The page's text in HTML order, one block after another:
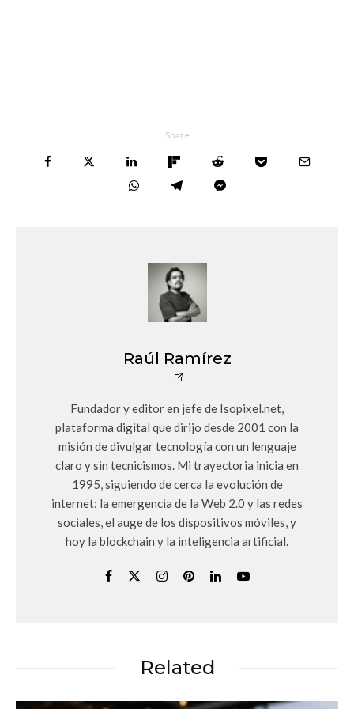
Share
Raúl Ramírez
Fundador y editor en jefe de Isopixel.net,
plataforma digital que dirijo desde 2001 con la
misión de divulgar tecnología con un lenguaje
claro y sin tecnicismos. Mi trayectoria inicia en
1995, siguiendo de cerca la evolución de
internet: la emergencia de la Web 2.0 y las redes
sociales, el auge de los dispositivos móviles, y
hoy la blockchain y la inteligencia artificial.
Related